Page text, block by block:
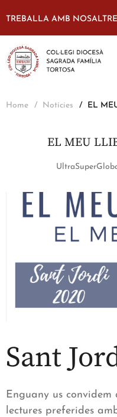
TREBALLA AMB
Home Notícies EL
EL MEU
Sant
Enguany us
lectures preferides